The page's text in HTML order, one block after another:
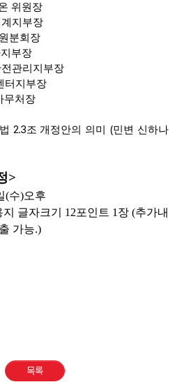
위원장
지부장
분회장
부장
관리지부장
터지부장
무처장
2.3조 개정안의 의미 (민변 신하나
>
(수)오후
지 글자크기 12포인트 1 장(추가내
가능.)
목록